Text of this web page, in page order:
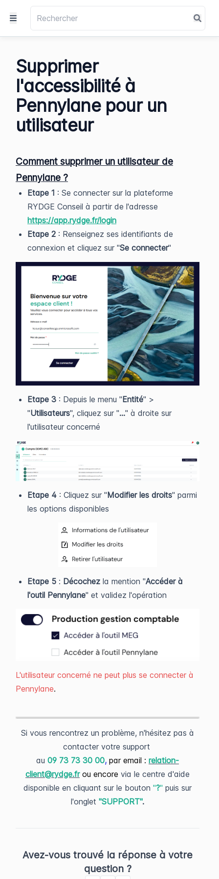
Supprimer
l'accessibilité à
Pennylane pour un
utilisateur
Comment supprimer un utilisateur de
Pennylane ?
Etape 1 : Se connecter sur la plateforme
RYDGE Conseil à partir de l'adresse
https://app.rydge.fr/login
Etape 2 : Renseignez ses identifiants de
connexion et cliquez sur "Se connecter"
Etape 3 : Depuis le menu "Entité" >
"Utilisateurs", cliquez sur "..." à droite sur
l'utilisateur concerné
Etape 4 : Cliquez sur "Modifier les droits" parmi
les options disponibles
Etape 5 : Décochez la mention "Accéder à
l'outil Pennylane" et validez l'opération
L'utilisateur concerné ne peut plus se connecter à
Pennylane.
Si vous rencontrez un problème, n'hésitez pas à
contacter votre support
au 09 73 73 30 00, par email : relation-
client@rydge.frou encore via le centre d'aide
disponible en cliquant sur le bouton "?" puis sur
l'onglet "SUPPORT".
Avez-vous trouvé la réponse à votre
question ?